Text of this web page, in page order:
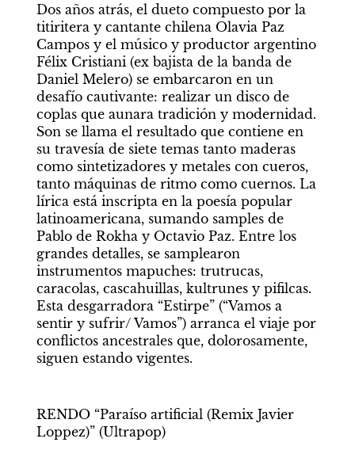
Dos años atrás, el dueto compuesto por la
titiritera y cantante chilena Olavia Paz
Campos y el músico y productor argentino
Félix Cristiani (ex bajista de la banda de
Daniel Melero) se embarcaron en un
desafío cautivante: realizar un disco de
coplas que aunara tradición y modernidad.
Son se llama el resultado que contiene en
su travesía de siete temas tanto maderas
como sintetizadores y metales con cueros,
tanto máquinas de ritmo como cuernos. La
lírica está inscripta en la poesía popular
latinoamericana, sumando samples de
Pablo de Rokha y Octavio Paz. Entre los
grandes detalles, se samplearon
instrumentos mapuches: trutrucas,
caracolas, cascahuillas, kultrunes y pifilcas.
Esta desgarradora “Estirpe” (“Vamos a
sentir y sufrir/ Vamos”) arranca el viaje por
conflictos ancestrales que, dolorosamente,
siguen estando vigentes.
RENDO “Paraíso artificial (Remix Javier
Loppez)” (Ultrapop)